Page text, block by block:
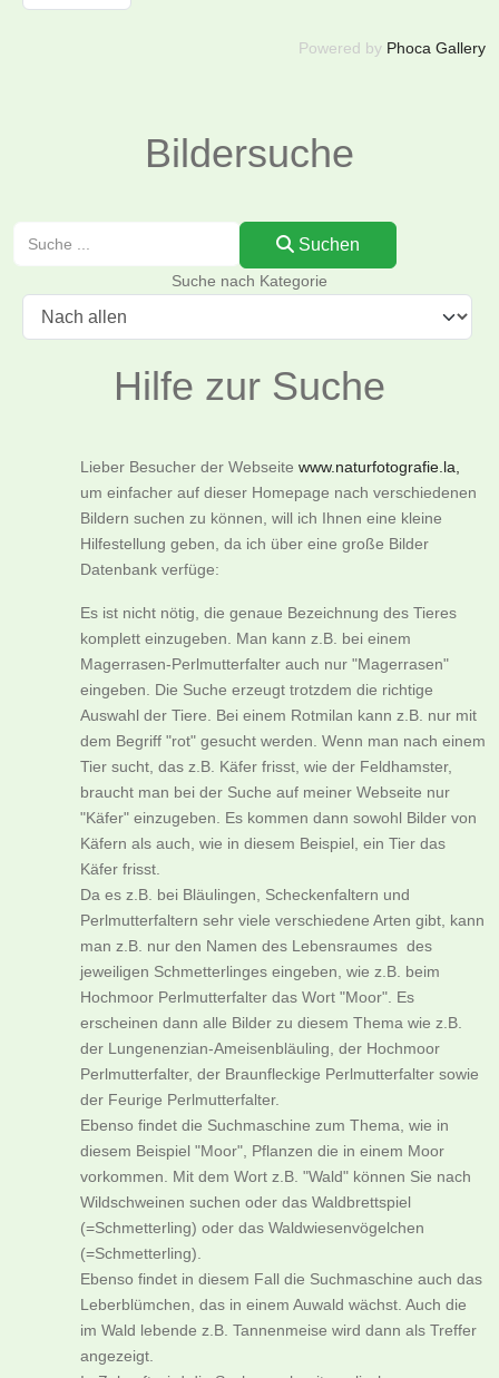
Powered by Phoca Gallery
Bildersuche
Suchen
Suchen
Suche nach Kategorie
Hilfe zur Suche
Lieber Besucher der Webseite www.naturfotografie.la,
um einfacher auf dieser Homepage nach verschiedenen
Bildern suchen zu können, will ich Ihnen eine kleine
Hilfestellung geben, da ich über eine große Bilder
Datenbank verfüge:
Es ist nicht nötig, die genaue Bezeichnung des Tieres
komplett einzugeben. Man kann z.B. bei einem
Magerrasen-Perlmutterfalter auch nur "Magerrasen"
eingeben. Die Suche erzeugt trotzdem die richtige
Auswahl der Tiere. Bei einem Rotmilan kann z.B. nur mit
dem Begriff "rot" gesucht werden. Wenn man nach einem
Tier sucht, das z.B. Käfer frisst, wie der Feldhamster,
braucht man bei der Suche auf meiner Webseite nur
"Käfer" einzugeben. Es kommen dann sowohl Bilder von
Käfern als auch, wie in diesem Beispiel, ein Tier das
Käfer frisst.
Da es z.B. bei Bläulingen, Scheckenfaltern und
Perlmutterfaltern sehr viele verschiedene Arten gibt, kann
man z.B. nur den Namen des Lebensraumes des
jeweiligen Schmetterlinges eingeben, wie z.B. beim
Hochmoor Perlmutterfalter das Wort "Moor". Es
erscheinen dann alle Bilder zu diesem Thema wie z.B.
der Lungenenzian-Ameisenbläuling, der Hochmoor
Perlmutterfalter, der Braunfleckige Perlmutterfalter sowie
der Feurige Perlmutterfalter.
Ebenso findet die Suchmaschine zum Thema, wie in
diesem Beispiel "Moor", Pflanzen die in einem Moor
vorkommen. Mit dem Wort z.B. "Wald" können Sie nach
Wildschweinen suchen oder das Waldbrettspiel
(=Schmetterling) oder das Waldwiesenvögelchen
(=Schmetterling).
Ebenso findet in diesem Fall die Suchmaschine auch das
Leberblümchen, das in einem Auwald wächst. Auch die
im Wald lebende z.B. Tannenmeise wird dann als Treffer
angezeigt.